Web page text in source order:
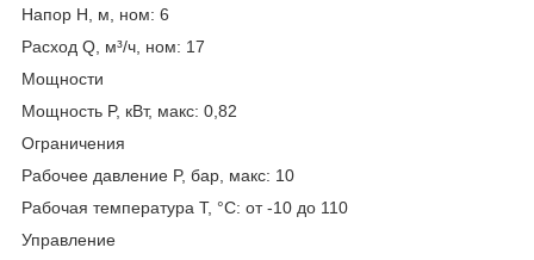
Напор H, м, ном: 6
Расход Q, м³/ч, ном: 17
Мощности
Мощность P, кВт, макс: 0,82
Ограничения
Рабочее давление P, бар, макс: 10
Рабочая температура T, °C: от -10 до 110
Управление